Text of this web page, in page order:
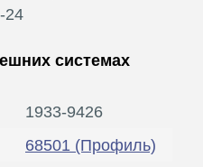
24
системах
1933-9426
68501 (Профиль)